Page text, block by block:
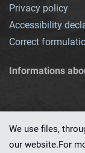
Privacy policy
Accessibility
Correct
Informations
We use files,
our website.For